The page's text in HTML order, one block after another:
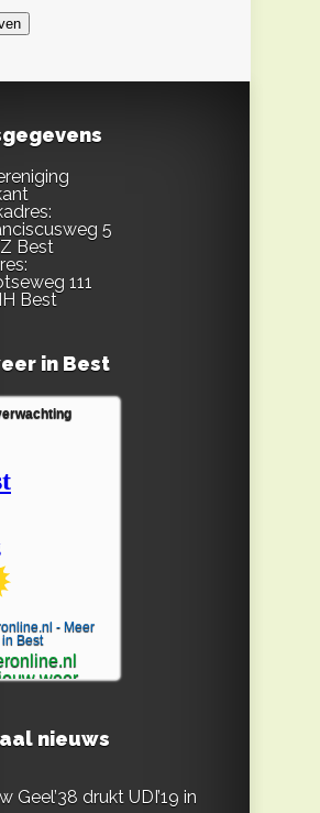
5
Best
111
Best
in Best
- Meer
Best
nieuws
Geel’38 drukt UDI’19 in